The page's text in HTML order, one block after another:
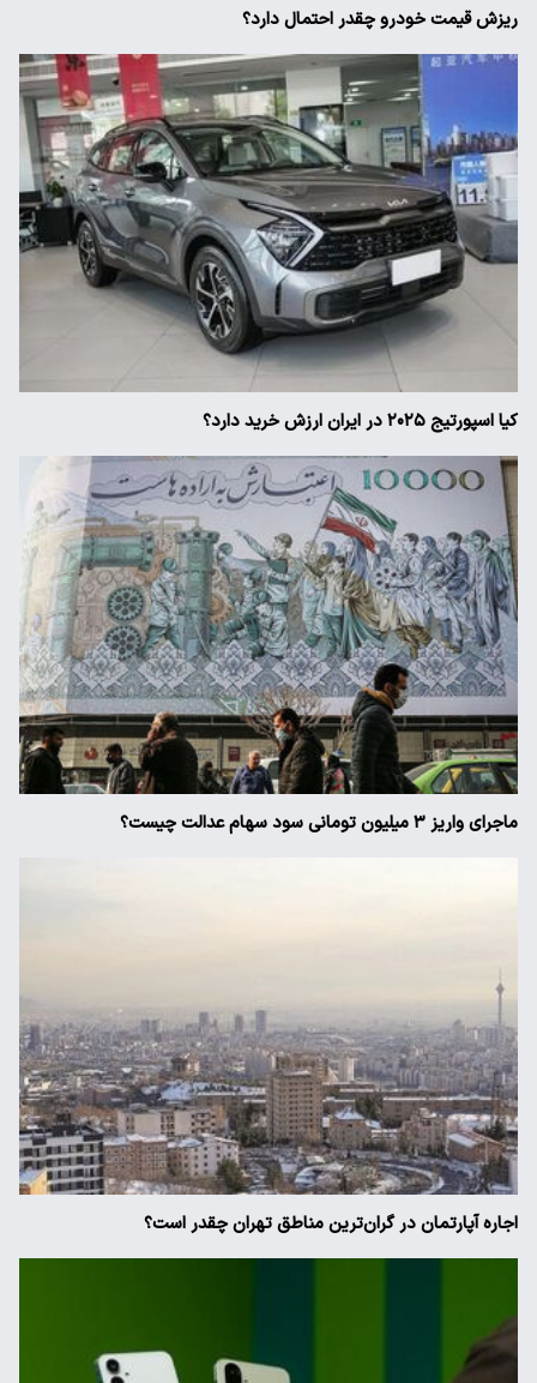
ریزش قیمت خودرو چقدر احتمال دارد؟
کیا اسپورتیج ۲۰۲۵ در ایران ارزش خرید دارد؟
ماجرای واریز ۳ میلیون تومانی سود سهام عدالت چیست؟
اجاره آپارتمان در گران‌ترین مناطق تهران چقدر است؟